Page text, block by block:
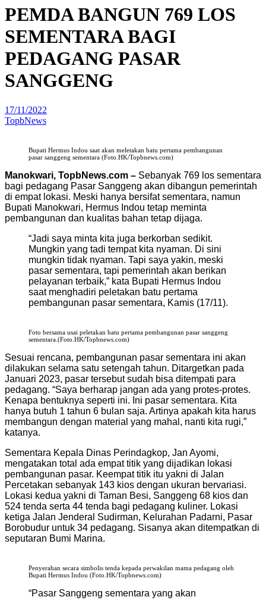
PEMDA BANGUN 769 LOS
SEMENTARA BAGI
PEDAGANG PASAR
SANGGENG
17/11/2022
TopbNews
Bupati Hermus Indou saat akan meletakan batu pertama pembangunan
pasar sanggeng sementara (Foto.HK/Topbnews.com)
Manokwari, TopbNews.com – Sebanyak 769 los sementara
bagi pedagang Pasar Sanggeng akan dibangun pemerintah
di empat lokasi. Meski hanya bersifat sementara, namun
Bupati Manokwari, Hermus Indou tetap meminta
pembangunan dan kualitas bahan tetap dijaga.
“Jadi saya minta kita juga berkorban sedikit.
Mungkin yang tadi tempat kita nyaman. Di sini
mungkin tidak nyaman. Tapi saya yakin, meski
pasar sementara, tapi pemerintah akan berikan
pelayanan terbaik,” kata Bupati Hermus Indou
saat menghadiri peletakan batu pertama
pembangunan pasar sementara, Kamis (17/11).
Foto bersama usai peletakan batu pertama pembangunan pasar sanggeng
sementara.(Foto.HK/Topbnews.com)
Sesuai rencana, pembangunan pasar sementara ini akan
dilakukan selama satu setengah tahun. Ditargetkan pada
Januari 2023, pasar tersebut sudah bisa ditempati para
pedagang. “Saya berharap jangan ada yang protes-protes.
Kenapa bentuknya seperti ini. Ini pasar sementara. Kita
hanya butuh 1 tahun 6 bulan saja. Artinya apakah kita harus
membangun dengan material yang mahal, nanti kita rugi,”
katanya.
Sementara Kepala Dinas Perindagkop, Jan Ayomi,
mengatakan total ada empat titik yang dijadikan lokasi
pembangunan pasar. Keempat titik itu yakni di Jalan
Percetakan sebanyak 143 kios dengan ukuran bervariasi.
Lokasi kedua yakni di Taman Besi, Sanggeng 68 kios dan
524 tenda serta 44 tenda bagi pedagang kuliner. Lokasi
ketiga Jalan Jenderal Sudirman, Kelurahan Padarni, Pasar
Borobudur untuk 34 pedagang. Sisanya akan ditempatkan di
seputaran Bumi Marina.
Penyerahan secara simbolis tenda kepada perwakilan mama pedagang oleh
Bupati Hermus Indou (Foto.HK/Topbnews.com)
“Pasar Sanggeng sementara yang akan